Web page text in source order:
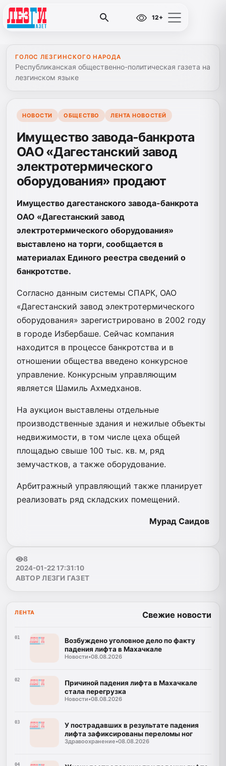
12+
ГОЛОС ЛЕЗГИНСКОГО НАРОДА
Республиканская общественно-политическая газета на
лезгинском языке
НОВОСТИ ОБЩЕСТВО ЛЕНТА НОВОСТЕЙ
Имущество завода-банкрота
ОАО «Дагестанский завод
электротермического
оборудования» продают
Имущество дагестанского завода-банкрота
ОАО «Дагестанский завод
электротермического оборудования»
выставлено на торги, сообщается в
материалах Единого реестра сведений о
банкротстве.
Согласно данным системы СПАРК, ОАО
«Дагестанский завод электротермического
оборудования» зарегистрировано в 2002 году
в городе Избербаше. Сейчас компания
находится в процессе банкротства и в
отношении общества введено конкурсное
управление. Конкурсным управляющим
является Шамиль Ахмедханов.
На аукцион выставлены отдельные
производственные здания и нежилые объекты
недвижимости, в том числе цеха общей
площадью свыше 100 тыс. кв. м, ряд
земучастков, а также оборудование.
Арбитражный управляющий также планирует
реализовать ряд складских помещений.
Мурад Саидов
8
2024-01-22 17:31:10
АВТОР ЛЕЗГИ ГАЗЕТ
ЛЕНТА Свежие новости
01
Возбуждено уголовное дело по факту
падения лифта в Махачкале
Новости•08.08.2026
02
Причиной падения лифта в Махачкале
стала перегрузка
Новости•08.08.2026
03
У пострадавших в результате падения
лифта зафиксированы переломы ног
Здравоохранение•08.08.2026
04